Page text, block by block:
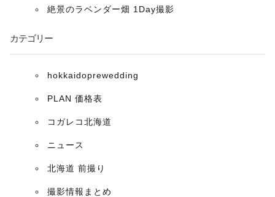
ン
絶景のラベンダー畑 1Day撮影
カテゴリー
hokkaidoprewedding
PLAN 価格表
コガレコ北海道
ニュース
北海道 前撮り
撮影情報まとめ